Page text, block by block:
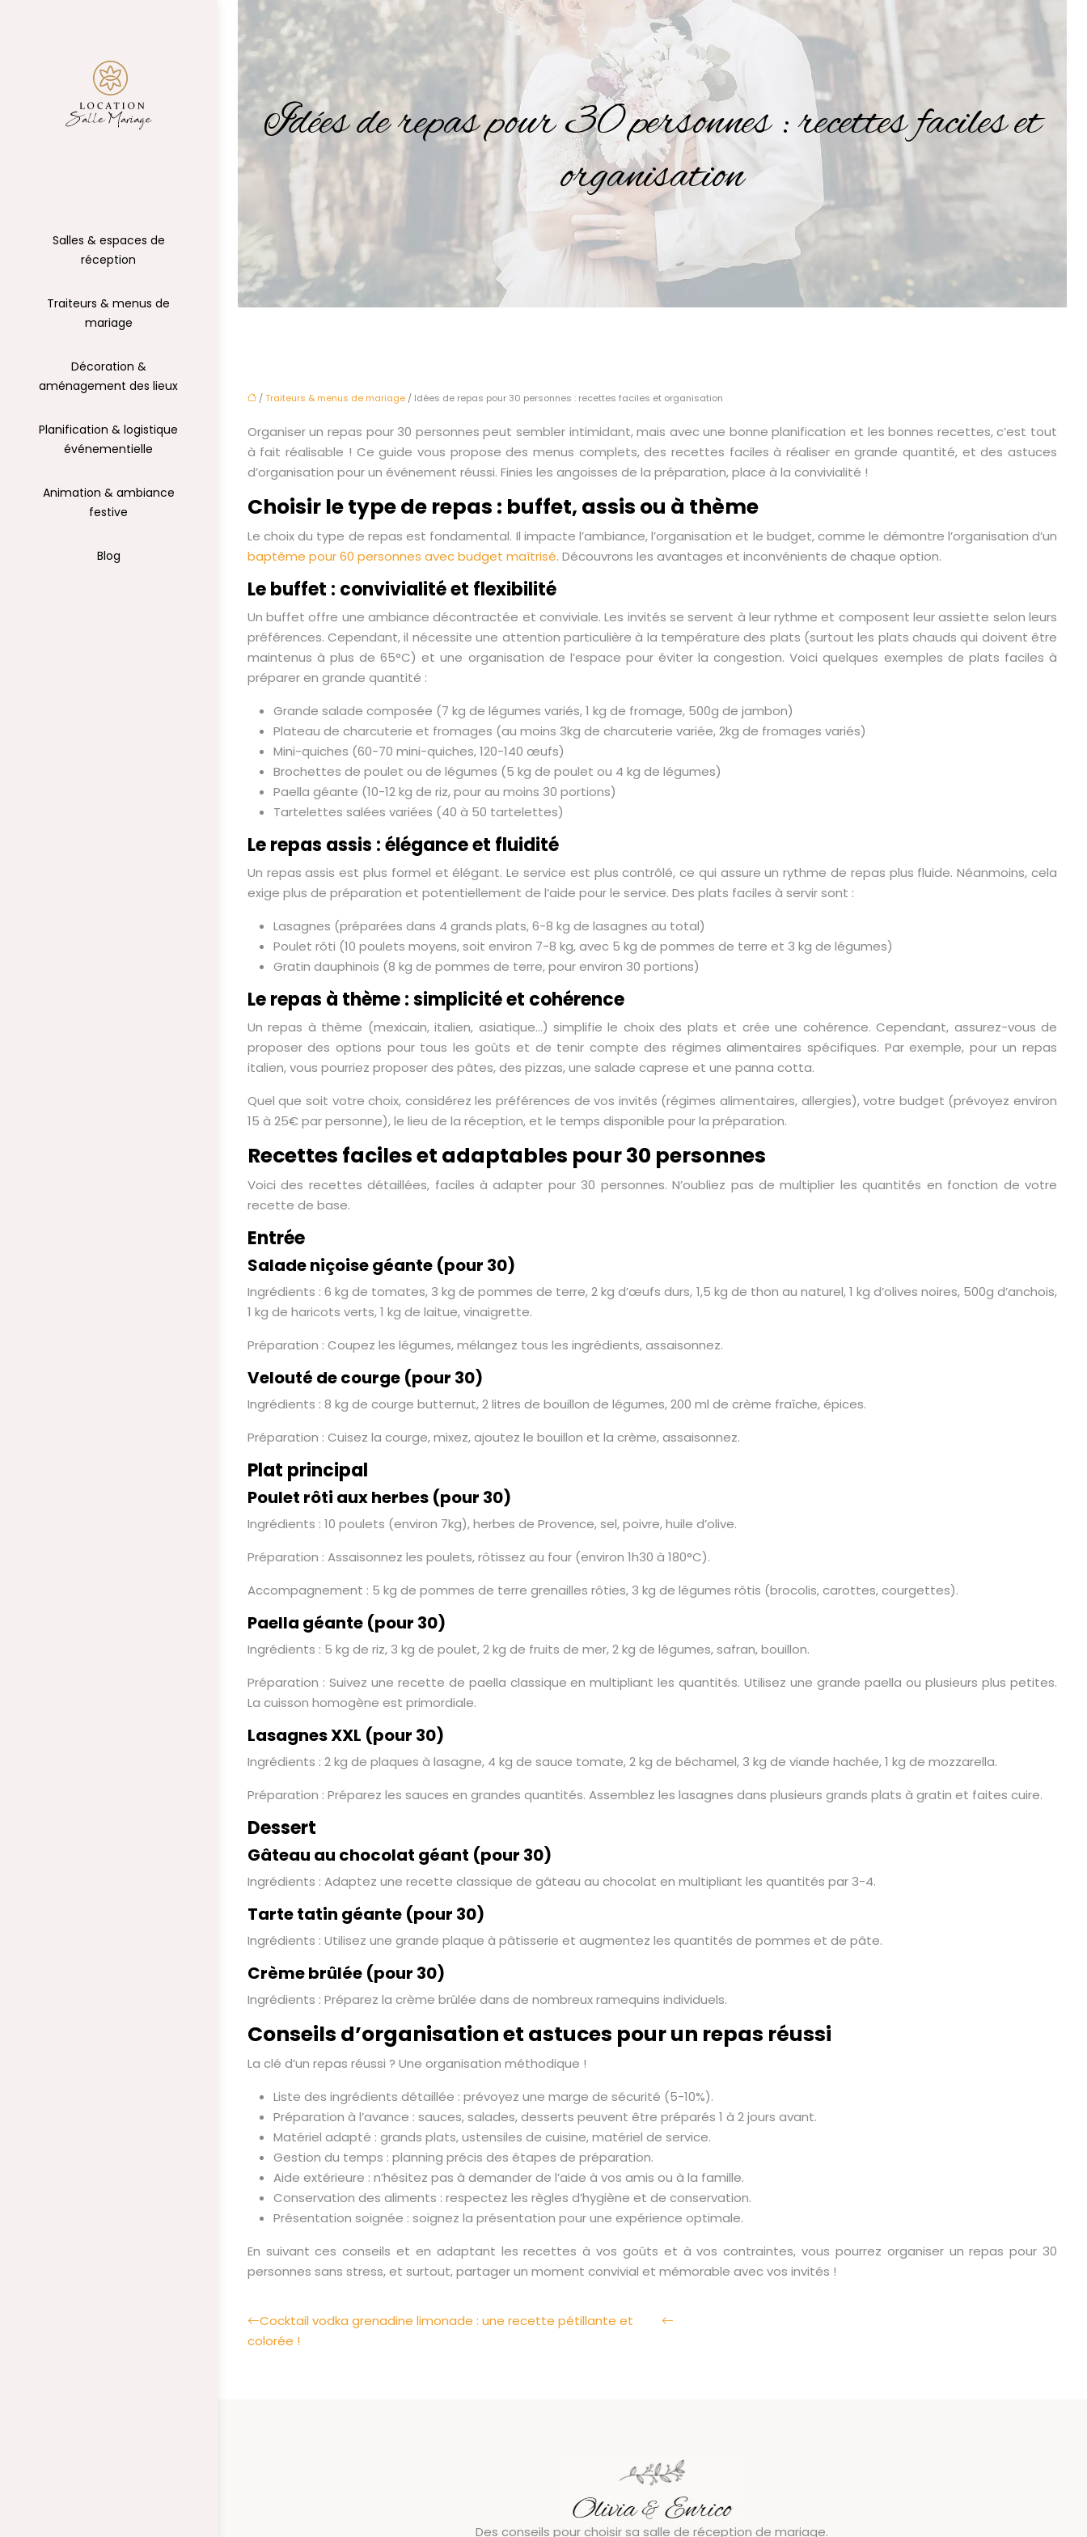
Salles & espaces de
réception
Traiteurs & menus de
mariage
Décoration &
aménagement des lieux
Planification & logistique
événementielle
Animation & ambiance
festive
Blog
Idées de repas pour 30 personnes : recettes faciles et
organisation
/Traiteurs & menus de mariage/ Idées de repas pour 30 personnes : recettes faciles et organisation
Organiser un repas pour 30 personnes peut sembler intimidant, mais avec une bonne planification et les bonnes recettes, c’est tout
à fait réalisable ! Ce guide vous propose des menus complets, des recettes faciles à réaliser en grande quantité, et des astuces
d’organisation pour un événement réussi. Finies les angoisses de la préparation, place à la convivialité !
Choisir le type de repas : buffet, assis ou à thème
Le choix du type de repas est fondamental. Il impacte l’ambiance, l’organisation et le budget, comme le démontre l’organisation d’un
baptême pour 60 personnes avec budget maîtrisé. Découvrons les avantages et inconvénients de chaque option.
Le buffet : convivialité et flexibilité
Un buffet offre une ambiance décontractée et conviviale. Les invités se servent à leur rythme et composent leur assiette selon leurs
préférences. Cependant, il nécessite une attention particulière à la température des plats (surtout les plats chauds qui doivent être
maintenus à plus de 65°C) et une organisation de l’espace pour éviter la congestion. Voici quelques exemples de plats faciles à
préparer en grande quantité :
Grande salade composée (7 kg de légumes variés, 1 kg de fromage, 500g de jambon)
Plateau de charcuterie et fromages (au moins 3kg de charcuterie variée, 2kg de fromages variés)
Mini-quiches (60-70 mini-quiches, 120-140 œufs)
Brochettes de poulet ou de légumes (5 kg de poulet ou 4 kg de légumes)
Paella géante (10-12 kg de riz, pour au moins 30 portions)
Tartelettes salées variées (40 à 50 tartelettes)
Le repas assis : élégance et fluidité
Un repas assis est plus formel et élégant. Le service est plus contrôlé, ce qui assure un rythme de repas plus fluide. Néanmoins, cela
exige plus de préparation et potentiellement de l’aide pour le service. Des plats faciles à servir sont :
Lasagnes (préparées dans 4 grands plats, 6-8 kg de lasagnes au total)
Poulet rôti (10 poulets moyens, soit environ 7-8 kg, avec 5 kg de pommes de terre et 3 kg de légumes)
Gratin dauphinois (8 kg de pommes de terre, pour environ 30 portions)
Le repas à thème : simplicité et cohérence
Un repas à thème (mexicain, italien, asiatique…) simplifie le choix des plats et crée une cohérence. Cependant, assurez-vous de
proposer des options pour tous les goûts et de tenir compte des régimes alimentaires spécifiques. Par exemple, pour un repas
italien, vous pourriez proposer des pâtes, des pizzas, une salade caprese et une panna cotta.
Quel que soit votre choix, considérez les préférences de vos invités (régimes alimentaires, allergies), votre budget (prévoyez environ
15 à 25€ par personne), le lieu de la réception, et le temps disponible pour la préparation.
Recettes faciles et adaptables pour 30 personnes
Voici des recettes détaillées, faciles à adapter pour 30 personnes. N’oubliez pas de multiplier les quantités en fonction de votre
recette de base.
Entrée
Salade niçoise géante (pour 30)
Ingrédients : 6 kg de tomates, 3 kg de pommes de terre, 2 kg d’œufs durs, 1,5 kg de thon au naturel, 1 kg d’olives noires, 500g d’anchois,
1 kg de haricots verts, 1 kg de laitue, vinaigrette.
Préparation : Coupez les légumes, mélangez tous les ingrédients, assaisonnez.
Velouté de courge (pour 30)
Ingrédients : 8 kg de courge butternut, 2 litres de bouillon de légumes, 200 ml de crème fraîche, épices.
Préparation : Cuisez la courge, mixez, ajoutez le bouillon et la crème, assaisonnez.
Plat principal
Poulet rôti aux herbes (pour 30)
Ingrédients : 10 poulets (environ 7kg), herbes de Provence, sel, poivre, huile d’olive.
Préparation : Assaisonnez les poulets, rôtissez au four (environ 1h30 à 180°C).
Accompagnement : 5 kg de pommes de terre grenailles rôties, 3 kg de légumes rôtis (brocolis, carottes, courgettes).
Paella géante (pour 30)
Ingrédients : 5 kg de riz, 3 kg de poulet, 2 kg de fruits de mer, 2 kg de légumes, safran, bouillon.
Préparation : Suivez une recette de paella classique en multipliant les quantités. Utilisez une grande paella ou plusieurs plus petites.
La cuisson homogène est primordiale.
Lasagnes XXL (pour 30)
Ingrédients : 2 kg de plaques à lasagne, 4 kg de sauce tomate, 2 kg de béchamel, 3 kg de viande hachée, 1 kg de mozzarella.
Préparation : Préparez les sauces en grandes quantités. Assemblez les lasagnes dans plusieurs grands plats à gratin et faites cuire.
Dessert
Gâteau au chocolat géant (pour 30)
Ingrédients : Adaptez une recette classique de gâteau au chocolat en multipliant les quantités par 3-4.
Tarte tatin géante (pour 30)
Ingrédients : Utilisez une grande plaque à pâtisserie et augmentez les quantités de pommes et de pâte.
Crème brûlée (pour 30)
Ingrédients : Préparez la crème brûlée dans de nombreux ramequins individuels.
Conseils d’organisation et astuces pour un repas réussi
La clé d’un repas réussi ? Une organisation méthodique !
Liste des ingrédients détaillée : prévoyez une marge de sécurité (5-10%).
Préparation à l’avance : sauces, salades, desserts peuvent être préparés 1 à 2 jours avant.
Matériel adapté : grands plats, ustensiles de cuisine, matériel de service.
Gestion du temps : planning précis des étapes de préparation.
Aide extérieure : n’hésitez pas à demander de l’aide à vos amis ou à la famille.
Conservation des aliments : respectez les règles d’hygiène et de conservation.
Présentation soignée : soignez la présentation pour une expérience optimale.
En suivant ces conseils et en adaptant les recettes à vos goûts et à vos contraintes, vous pourrez organiser un repas pour 30
personnes sans stress, et surtout, partager un moment convivial et mémorable avec vos invités !
Cocktail vodka grenadine limonade : une recette pétillante et
colorée !
Des conseils pour choisir sa salle de réception de mariage.